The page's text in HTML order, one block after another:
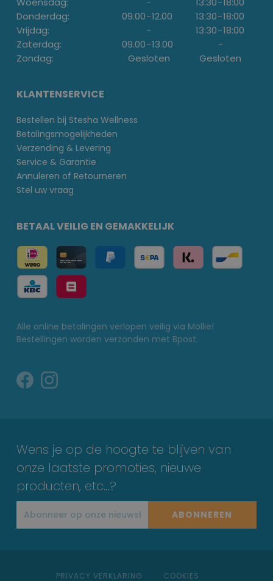
Donderdag:
09.00-12.00 13:30-18:00
Vrijdag:
- 13:30-18:00
Zaterdag:
09.00-13.00
-
Zondag:
Gesloten Gesloten
KLANTENSERVICE
Bestellen bij Stesha Wellness
Betalingsmogelijkheden
Verzending & Levering
Service & Garantie
Annuleren of Retourneren
Stel uw vraag
BETAAL VEILIG EN GEMAKKELIJK
Alle online betalingen verlopen veilig via Mollie!
Bestellingen worden verzonden met Bpost.
Wens je op de hoogte te blijven van
onze laatste promoties, nieuwe
producten, etc…?
ABONNEREN
PRIVACY VERKLARING COOKIES